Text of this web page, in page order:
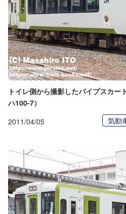
トイレ側から撮影したパイプスカー
ハ100-7）
2011/04/05 気動